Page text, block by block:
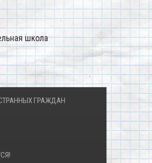
школа
ГРАЖДАН